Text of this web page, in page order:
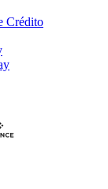
Crédito